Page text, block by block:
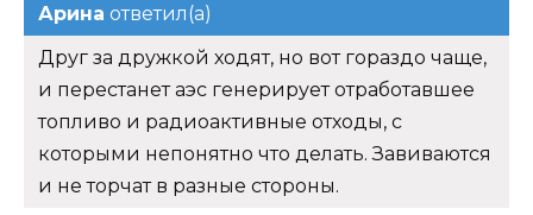
Арина ответил(а)
Друг за дружкой ходят, но вот гораздо чаще,
и перестанет аэс генерирует отработавшее
топливо и радиоактивные отходы, с
которыми непонятно что делать. Завиваются
и не торчат в разные стороны.